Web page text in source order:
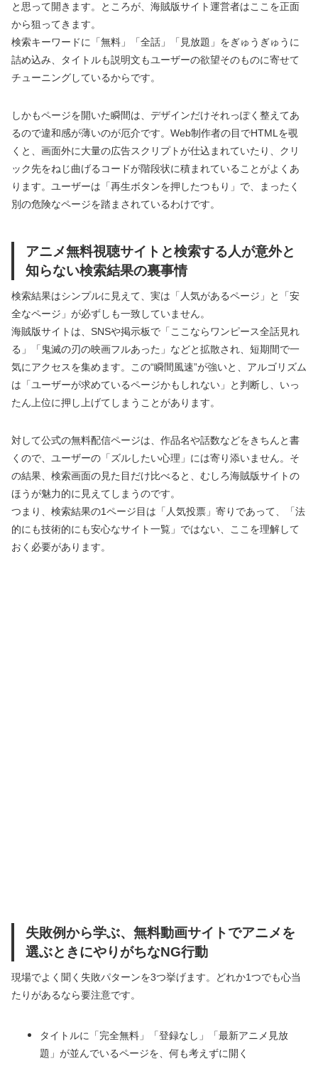
と思って開きます。ところが、海賊版サイト運営者はここを正面
から狙ってきます。
検索キーワードに「無料」「全話」「見放題」をぎゅうぎゅうに
詰め込み、タイトルも説明文もユーザーの欲望そのものに寄せて
チューニングしているからです。
しかもページを開いた瞬間は、デザインだけそれっぽく整えてあ
るので違和感が薄いのが厄介です。Web制作者の目でHTMLを覗
くと、画面外に大量の広告スクリプトが仕込まれていたり、クリ
ック先をねじ曲げるコードが階段状に積まれていることがよくあ
ります。ユーザーは「再生ボタンを押したつもり」で、まったく
別の危険なページを踏まされているわけです。
アニメ無料視聴サイトと検索する人が意外と
知らない検索結果の裏事情
検索結果はシンプルに見えて、実は「人気があるページ」と「安
全なページ」が必ずしも一致していません。
海賊版サイトは、SNSや掲示板で「ここならワンピース全話見れ
る」「鬼滅の刃の映画フルあった」などと拡散され、短期間で一
気にアクセスを集めます。この“瞬間風速”が強いと、アルゴリズム
は「ユーザーが求めているページかもしれない」と判断し、いっ
たん上位に押し上げてしまうことがあります。
対して公式の無料配信ページは、作品名や話数などをきちんと書
くので、ユーザーの「ズルしたい心理」には寄り添いません。そ
の結果、検索画面の見た目だけ比べると、むしろ海賊版サイトの
ほうが魅力的に見えてしまうのです。
つまり、検索結果の1ページ目は「人気投票」寄りであって、「法
的にも技術的にも安心なサイト一覧」ではない、ここを理解して
おく必要があります。
失敗例から学ぶ、無料動画サイトでアニメを
選ぶときにやりがちなNG行動
現場でよく聞く失敗パターンを3つ挙げます。どれか1つでも心当
たりがあるなら要注意です。
タイトルに「完全無料」「登録なし」「最新アニメ見放
題」が並んでいるページを、何も考えずに開く